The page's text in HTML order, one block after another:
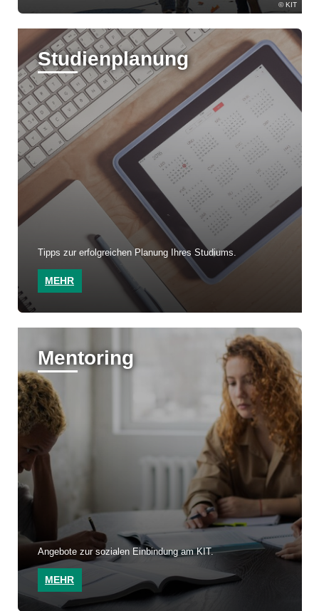
KIT
Studienplanung
Tipps zur erfolgreichen Planung Ihres Studiums.
MEHR
Mentoring
Angebote zur sozialen Einbindung am KIT.
MEHR